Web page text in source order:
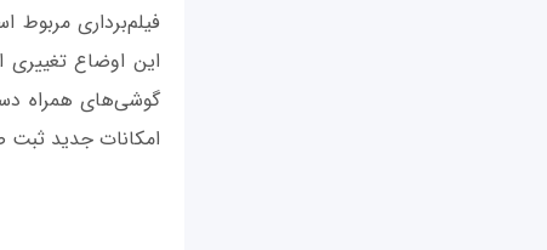
فیلم‌برداری
این اوضاع
گوشی‌های همراه
امکانات جدید ثبت